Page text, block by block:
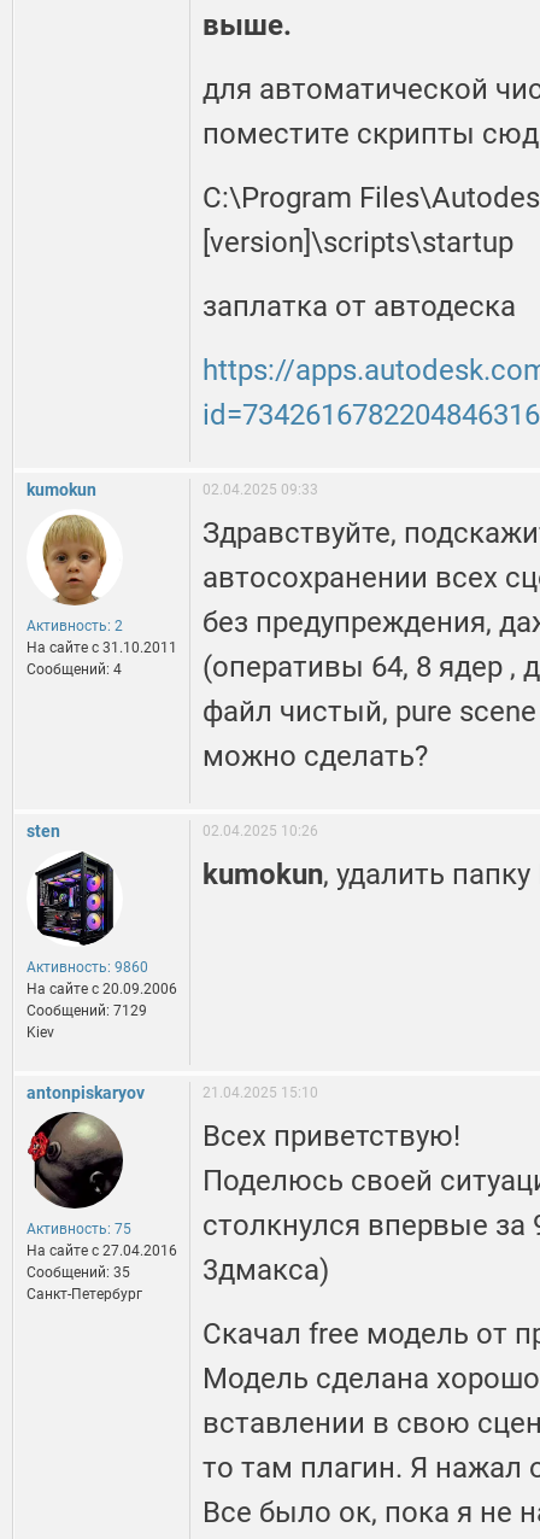
выше.
для автоматической
поместите скрипты
C:\Program
[version]\scripts\startup
заплатка от автодеска
https://
kumokun
Активность: 2
На сайте c 31.10.2011
Сообщений: 4
02.04.2025 09:33
Здравствуйте,
автосохранении всех
без предупреждения,
(оперативы 64, 8 ядер ,
файл чистый, pure
можно сделать?
sten
Активность: 9860
На сайте c 20.09.2006
Сообщений: 7129
Kiev
02.04.2025 10:26
kumokun, удалить
antonpiskaryov
Активность: 75
На сайте c 27.04.2016
Сообщений: 35
Санкт-Петербург
21.04.2025 15:10
Всех приветствую!
Поделюсь своей
столкнулся впервые за
3дмакса)
Скачал free модель от
Модель сделана
вставлении в свою
то там плагин. Я нажал
Все было ок, пока я не